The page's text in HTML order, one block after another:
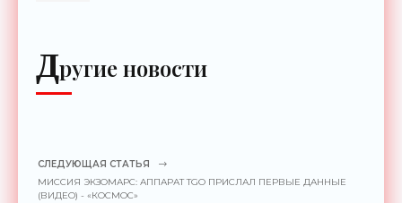
Другие новости
СЛЕДУЮЩАЯ СТАТЬЯ
МИССИЯ ЭКЗОМАРС: АППАРАТ TGO ПРИСЛАЛ ПЕРВЫЕ ДАННЫЕ
(ВИДЕО) - «КОСМОС»